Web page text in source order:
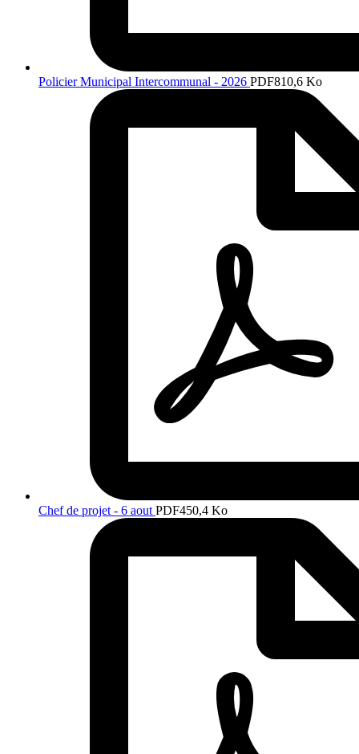
Policier Municipal Intercommunal - 2026 PDF810,6 Ko
Chef de projet - 6 aout PDF450,4 Ko